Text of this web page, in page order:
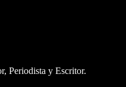
Periodista y Escritor.